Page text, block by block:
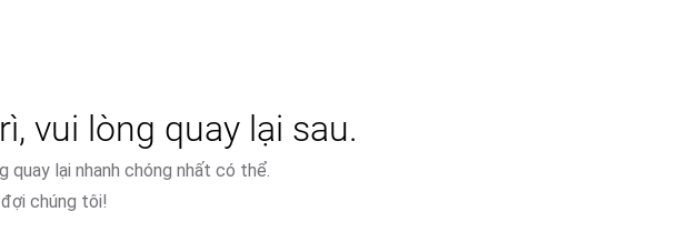
vui lòng quay lại sau.
quay lại nhanh chóng nhất có thể.
chúng tôi!